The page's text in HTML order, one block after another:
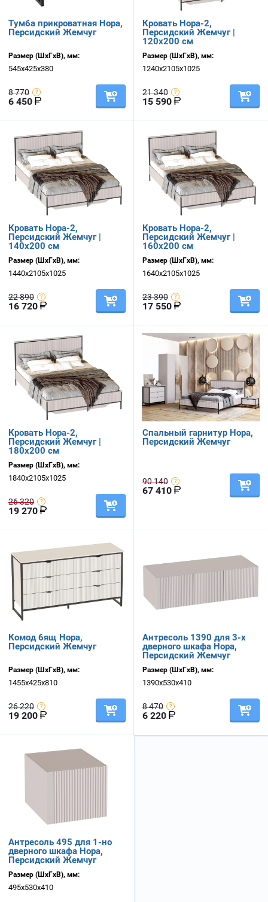
Тумба прикроватная Нора,
Персидский Жемчуг
Размер (ШхГхВ), мм:
545х425х380
8 770
6 450
Кровать Нора-2,
Персидский Жемчуг |
120х200 см
Размер (ШхГхВ), мм:
1240х2105х1025
21 340
15 590
Кровать Нора-2,
Персидский Жемчуг |
140х200 см
Размер (ШхГхВ), мм:
1440х2105х1025
22 890
16 720
Кровать Нора-2,
Персидский Жемчуг |
160х200 см
Размер (ШхГхВ), мм:
1640х2105х1025
23 390
17 550
Кровать Нора-2,
Персидский Жемчуг |
180х200 см
Размер (ШхГхВ), мм:
1840х2105х1025
26 320
19 270
Спальный гарнитур Нора,
Персидский Жемчуг
90 140
67 410
Комод 6ящ Нора,
Персидский Жемчуг
Размер (ШхГхВ), мм:
1455х425х810
26 220
19 200
Антресоль 1390 для 3-х
дверного шкафа Нора,
Персидский Жемчуг
Размер (ШхГхВ), мм:
1390х530х410
8 470
6 220
Антресоль 495 для 1-но
дверного шкафа Нора,
Персидский Жемчуг
Размер (ШхГхВ), мм:
495х530х410